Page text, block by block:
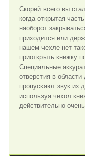
Скорей всего вы
когда открытая
наоборот
приходится или
нашем чехле нет
приоткрыть книжку
Специальные
отверстия в
пропускают звук из
используя чехол
действительно